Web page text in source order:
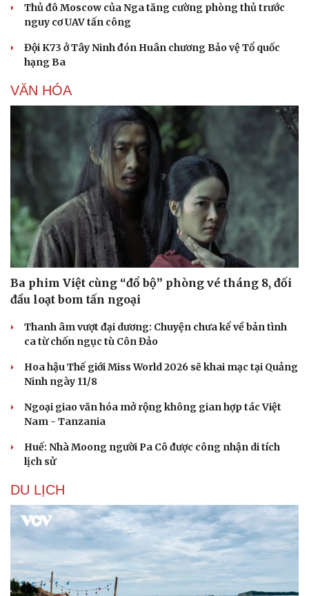
Thủ đô Moscow của Nga tăng cường phòng thủ trước
nguy cơ UAV tấn công
Đội K73 ở Tây Ninh đón Huân chương Bảo vệ Tổ quốc
hạng Ba
VĂN HÓA
Ba phim Việt cùng “đổ bộ” phòng vé tháng 8, đối
đầu loạt bom tấn ngoại
Thanh âm vượt đại dương: Chuyện chưa kể về bản tình
ca từ chốn ngục tù Côn Đảo
Hoa hậu Thế giới Miss World 2026 sẽ khai mạc tại Quảng
Ninh ngày 11/8
Ngoại giao văn hóa mở rộng không gian hợp tác Việt
Nam - Tanzania
Huế: Nhà Moong người Pa Cô được công nhận di tích
lịch sử
DU LỊCH